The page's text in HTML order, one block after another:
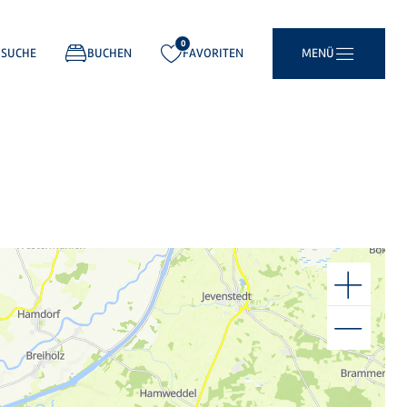
SUCHE BUCHEN FAVORITEN
gemerkt:
0
MENÜ